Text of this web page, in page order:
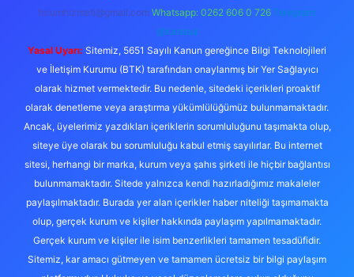
forumhizmeti@gmail.com Whatsapp: 0262 606 0 726 Telegram:
@karabul
Yasal Uyarı: Sitemiz, 5651 Sayılı Kanun gereğince Bilgi Teknolojileri
ve İletişim Kurumu (BTK) tarafından onaylanmış bir Yer Sağlayıcı
olarak hizmet vermektedir. Bu nedenle, sitedeki içerikleri proaktif
olarak denetleme veya araştırma yükümlülüğümüz bulunmamaktadır.
Ancak, üyelerimiz yazdıkları içeriklerin sorumluluğunu taşımakta olup,
siteye üye olarak bu sorumluluğu kabul etmiş sayılırlar. Bu internet
sitesi, herhangi bir marka, kurum veya şahıs şirketi ile hiçbir bağlantısı
bulunmamaktadır. Sitede yalnızca kendi hazırladığımız makaleler
paylaşılmaktadır. Burada yer alan içerikler haber niteliği taşımamakta
olup, gerçek kurum ve kişiler hakkında paylaşım yapılmamaktadır.
Gerçek kurum ve kişiler ile isim benzerlikleri tamamen tesadüfidir.
Sitemiz, kar amacı gütmeyen ve tamamen ücretsiz bir bilgi paylaşım